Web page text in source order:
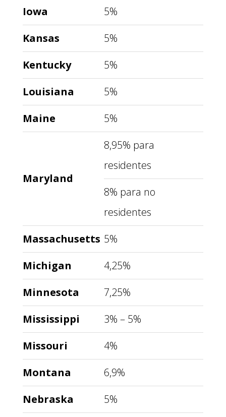
Iowa
5%
Kansas
5%
Kentucky
5%
Louisiana
5%
Maine
5%
Maryland
8,95% para
residentes
8% para no
residentes
Massachusetts 5%
Michigan
4,25%
Minnesota
7,25%
Mississippi
3% – 5%
Missouri
4%
Montana
6,9%
Nebraska
5%